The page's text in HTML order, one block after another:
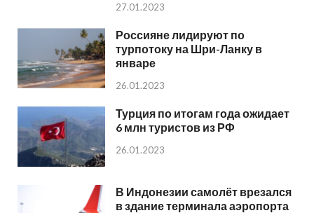
27.01.2023
Россияне лидируют по
турпотоку на Шри-Ланку в
январе
26.01.2023
Турция по итогам года ожидает
6 млн туристов из РФ
26.01.2023
В Индонезии самолёт врезался
в здание терминала аэропорта